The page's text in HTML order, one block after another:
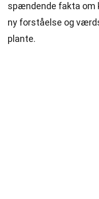
spændende fakta om
ny forståelse og
plante.